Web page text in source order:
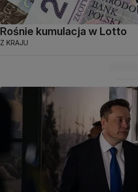
Rośnie kumulacja w Lotto
Z KRAJU